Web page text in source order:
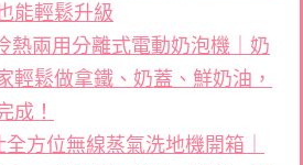
能輕鬆升級
熱兩用分離式電動奶泡機｜奶
輕鬆做拿鐵、奶蓋、鮮奶油，
成！
方位無線蒸氣洗地機開箱｜